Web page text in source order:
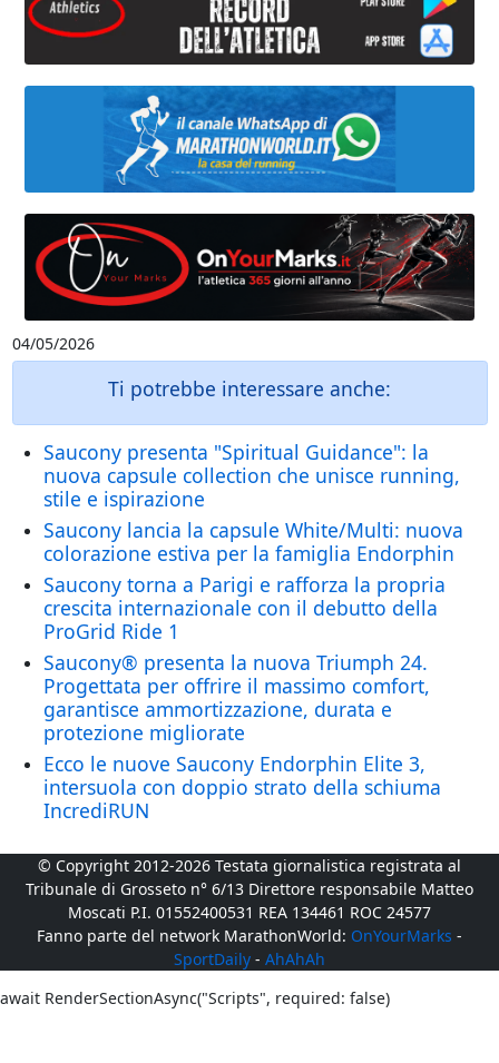
04/05/2026
Ti potrebbe interessare anche:
Saucony presenta "Spiritual Guidance": la
nuova capsule collection che unisce running,
stile e ispirazione
Saucony lancia la capsule White/Multi: nuova
colorazione estiva per la famiglia Endorphin
Saucony torna a Parigi e rafforza la propria
crescita internazionale con il debutto della
ProGrid Ride 1
Saucony® presenta la nuova Triumph 24.
Progettata per offrire il massimo comfort,
garantisce ammortizzazione, durata e
protezione migliorate
Ecco le nuove Saucony Endorphin Elite 3,
intersuola con doppio strato della schiuma
IncrediRUN
© Copyright 2012-2026 Testata giornalistica registrata al
Tribunale di Grosseto n° 6/13 Direttore responsabile Matteo
Moscati P.I. 01552400531 REA 134461 ROC 24577
Fanno parte del network MarathonWorld: OnYourMarks -
SportDaily - AhAhAh
await RenderSectionAsync("Scripts", required: false)